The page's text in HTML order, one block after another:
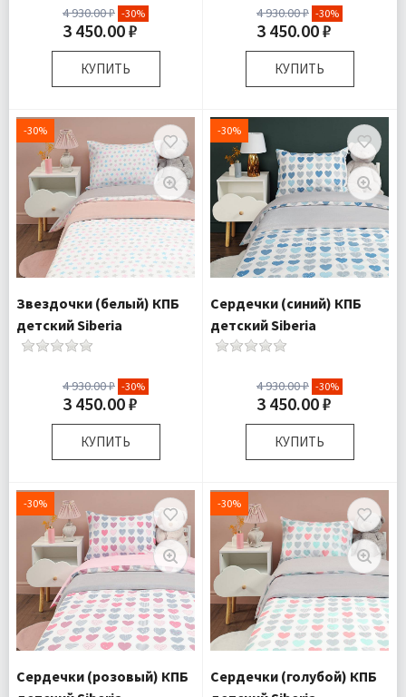
4 930.00 ₽ -30%
3 450.00 ₽
КУПИТЬ
Полутороспальный
Комплектация:
Пододеяльник
1 шт Простыня
1 шт
Наволочка 1
шт
Ткань:
Ранфорс
Доставка:
Подробнее
4 930.00 ₽ -30%
3 450.00 ₽
КУПИТЬ
Полутороспальный
Комплектация:
Пододеяльник
1 шт Простыня
1 шт
Наволочка 1
шт
Ткань:
Ранфорс
Доставка:
Подробнее
-30%
Звездочки (белый) КПБ
детский Siberia
4 930.00 ₽ -30%
3 450.00 ₽
КУПИТЬ
Полутороспальный
Комплектация:
Пододеяльник
1 шт Простыня
1 шт
Наволочка 1
шт
Ткань:
Ранфорс
Доставка:
Подробнее
-30%
Сердечки (синий) КПБ
детский Siberia
4 930.00 ₽ -30%
3 450.00 ₽
КУПИТЬ
Полутороспальный
Комплектация:
Пододеяльник
1 шт Простыня
1 шт
Наволочка 1
шт
Ткань:
Ранфорс
Доставка:
Подробнее
-30%
Сердечки (розовый) КПБ
-30%
Сердечки (голубой) КПБ